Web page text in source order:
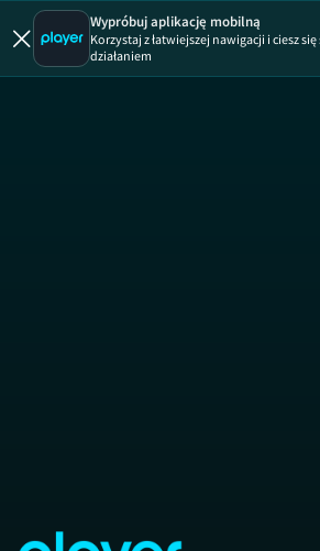
Uwaga!
Wypróbuj aplikację mobilną
Korzystaj z łatwiejszej nawigacji i ciesz
działaniem